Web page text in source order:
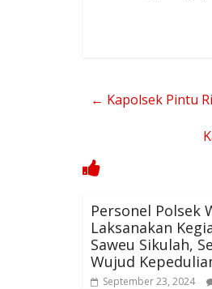
← Kapolsek Pintu
Personel Polsek
Laksanakan
Saweu Sikulah,
Wujud
September 23, 2024